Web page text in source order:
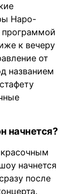
Наро-
программой
к вечеру
от
названием
начнется?
начнется
после